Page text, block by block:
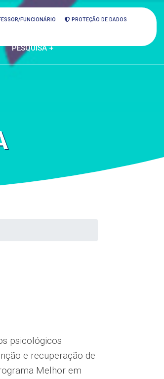
FUNCIONÁRIO PROTEÇÃO DE DADOS
PESQUISA +
psicológicos
e recuperação de
Melhor em